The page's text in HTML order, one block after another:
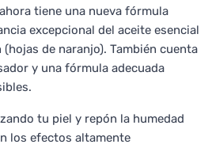
tiene una nueva fórmula
excepcional del aceite esencial
de naranjo). También cuenta
y una fórmula adecuada
tu piel y repón la humedad
los efectos altamente